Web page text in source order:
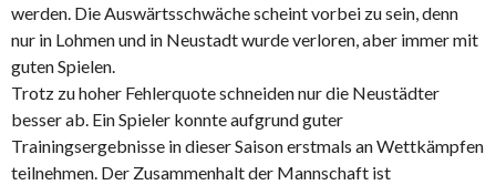
werden. Die Auswärtsschwäche scheint vorbei zu sein, denn
nur in Lohmen und in Neustadt wurde verloren, aber immer mit
guten Spielen.
Trotz zu hoher Fehlerquote schneiden nur die Neustädter
besser ab. Ein Spieler konnte aufgrund guter
Trainingsergebnisse in dieser Saison erstmals an Wettkämpfen
teilnehmen. Der Zusammenhalt der Mannschaft ist